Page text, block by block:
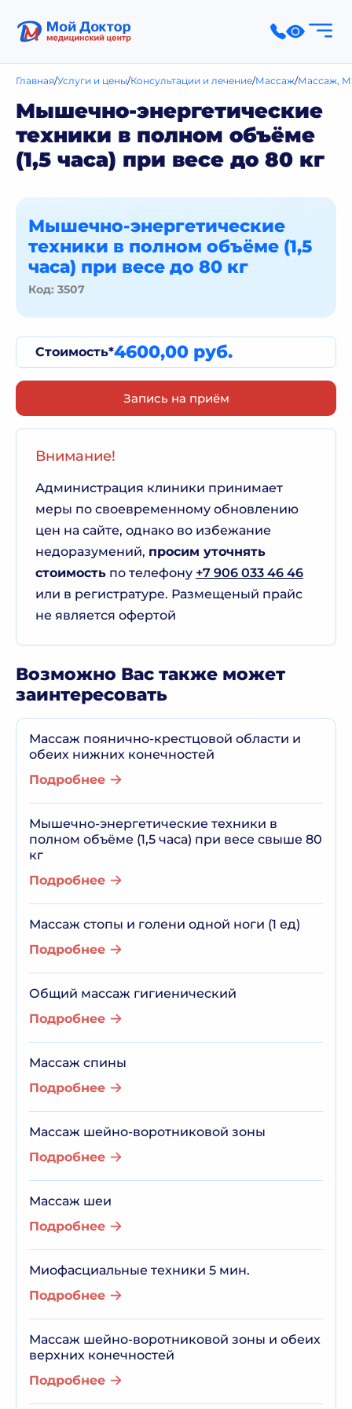
Главная Услуги и цены Консультации и лечение Массаж Массаж,
Мышечно-энергетические
техники в полном объёме
(1,5 часа) при весе до 80 кг
Мышечно-энергетические
техники в полном объёме (1,5
часа) при весе до 80 кг
Код: 3507
Стоимость*4600,00 руб.
Запись на приём
Внимание!
Администрация клиники принимает
меры по своевременному обновлению
цен на сайте, однако во избежание
недоразумений, просим уточнять
стоимость по телефону +7 906 033 46 46
или в регистратуре. Размещеный прайс
не является офертой
Возможно Вас также может
заинтересовать
Массаж поянично-крестцовой области и
обеих нижних конечностей
Подробнее
Мышечно-энергетические техники в
полном объёме (1,5 часа) при весе свыше 80
кг
Подробнее
Массаж стопы и голени одной ноги (1 ед)
Подробнее
Общий массаж гигиенический
Подробнее
Массаж спины
Подробнее
Массаж шейно-воротниковой зоны
Подробнее
Массаж шеи
Подробнее
Миофасциальные техники 5 мин.
Подробнее
Массаж шейно-воротниковой зоны и обеих
верхних конечностей
Подробнее